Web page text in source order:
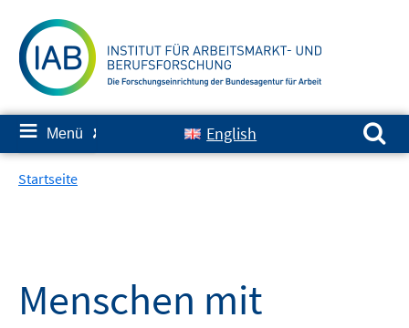
zum
Inhalt
≡ Menü ✘ English
Suchen nach:
Startseite
Menschen mit